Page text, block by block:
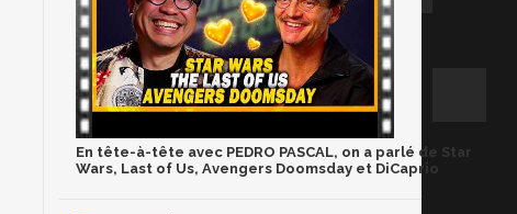
En tête-à-tête avec PEDRO PASCAL, on a parlé de Star
Wars, Last of Us, Avengers Doomsday et DiCaprio